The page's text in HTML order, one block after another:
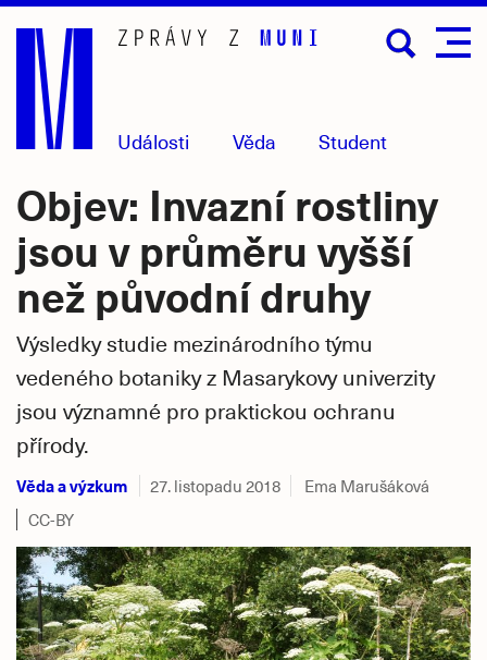
Přejít
hlavní
obsah
Události Věda Student
Objev: Invazní rostliny
jsou v průměru vyšší
než původní druhy
Výsledky studie mezinárodního týmu
vedeného botaniky z Masarykovy univerzity
jsou významné pro praktickou ochranu
přírody.
Věda a výzkum 27. listopadu 2018
Ema Marušáková
CC-BY